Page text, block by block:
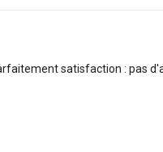
satisfaction : pas